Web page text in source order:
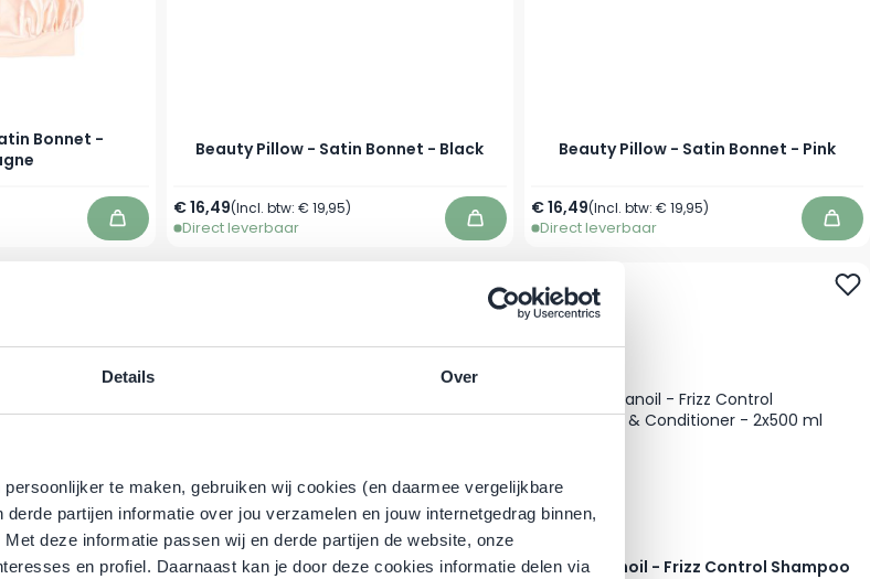
Details Over
te maken, gebruiken wij cookies (en daarmee vergelijkbare
partijen informatie over jou verzamelen en jouw internetgedrag binnen,
deze informatie passen wij en derde partijen de website, onze
en profiel. Daarnaast kan je door deze cookies informatie delen via
Bonnet -
In winkelwagen
Beauty Pillow - Satin Bonnet - Black
€ 16,49(Incl. btw:€ 19,95)
Direct leverbaar In winkelwagen
Beauty Pillow - Satin Bonnet - Pink
€ 16,49(Incl. btw: € 19,95)
Direct leverbaar In
& Hibiscus
Schwarzkopf - BC Bonacure - Moisture
Moroccanoil - Frizz Control Shampoo